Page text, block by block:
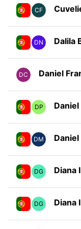
CF
DN Dalila
DC Daniel
DP
DM
DG Diana
DG Diana